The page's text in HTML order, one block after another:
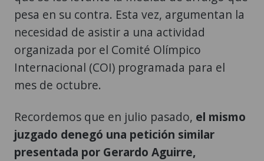
pesa en su contra. Esta vez, argumentan la
necesidad de asistir a una actividad
organizada por el Comité Olímpico
Internacional (COI) programada para el
mes de octubre.
Recordemos que en julio pasado, el mismo
juzgado denegó una petición similar
presentada por Gerardo Aguirre,